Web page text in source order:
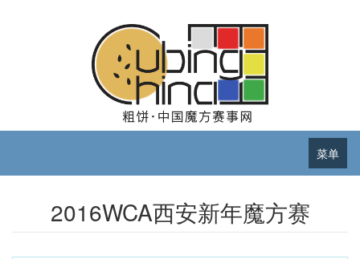
菜单
2016WCA西安新年魔方赛